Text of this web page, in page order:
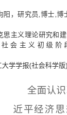
阳，研究员,博士,
思主义理论研究和
会主义初级阶
学学报(社会科学版)
全面认
近平经济思